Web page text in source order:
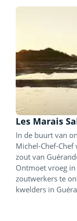
Les Marais
In de buurt van
Michel-Chef-
zout van
Ontmoet vroeg
zoutwerkers te
kwelders in